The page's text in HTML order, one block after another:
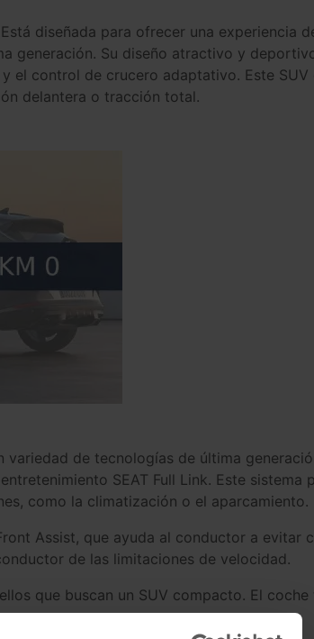
diseñada para ofrecer una experiencia
generación. Su diseño atractivo y
el control de crucero adaptativo. Este
delantera o tracción total.
de tecnologías de última
SEAT Full Link. Este sistema
como la climatización o el aparcamiento.
Assist, que ayuda al conductor a evitar
de las limitaciones de velocidad.
que buscan un SUV compacto. El coche